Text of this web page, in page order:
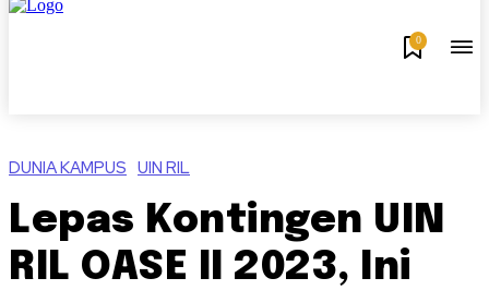
0
DUNIA KAMPUS UIN RIL
Lepas Kontingen UIN
RIL OASE II 2023, Ini